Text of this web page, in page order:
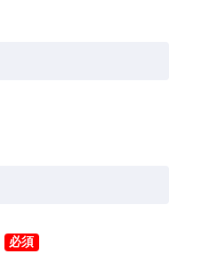
必須